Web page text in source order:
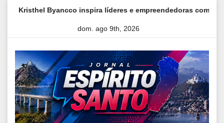
e empreendedoras com palestra sobre fé, autoestima e
dom. ago 9th, 2026